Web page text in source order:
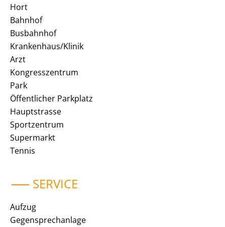
Hort
Bahnhof
Busbahnhof
Krankenhaus/Klinik
Arzt
Kongresszentrum
Park
Öffentlicher Parkplatz
Hauptstrasse
Sportzentrum
Supermarkt
Tennis
SERVICE
Aufzug
Gegensprechanlage